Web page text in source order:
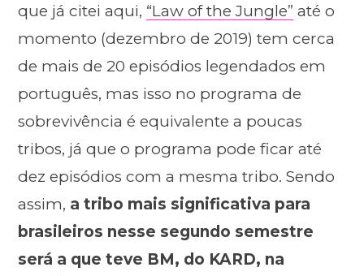
que já citei aqui, “Law of the Jungle” até o
momento (dezembro de 2019) tem cerca
de mais de 20 episódios legendados em
português, mas isso no programa de
sobrevivência é equivalente a poucas
tribos, já que o programa pode ficar até
dez episódios com a mesma tribo. Sendo
assim, a tribo mais significativa para
brasileiros nesse segundo semestre
será a que teve BM, do KARD, na